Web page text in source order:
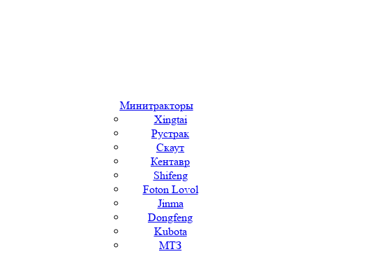
Минитракторы
Xingtai
Рустрак
Скаут
Кентавр
Shifeng
Foton Lovol
Jinma
Dongfeng
Kubota
МТЗ